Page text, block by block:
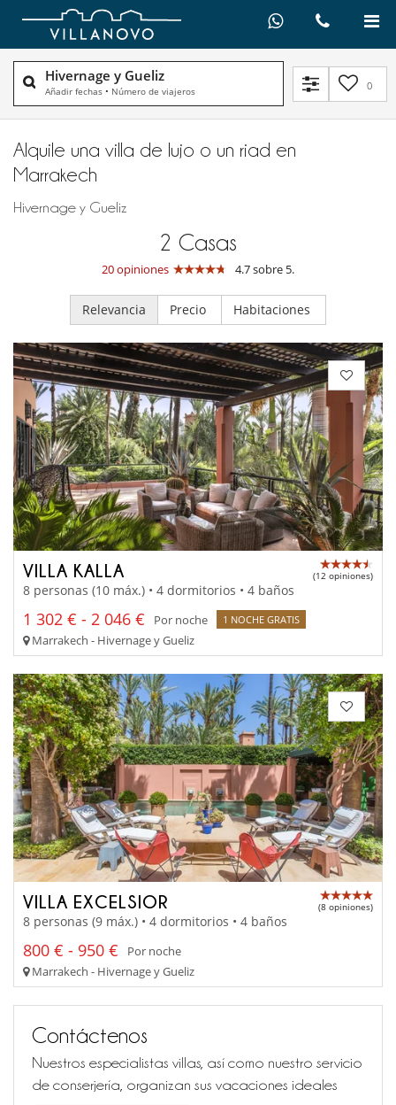
Hivernage y Gueliz
Añadir fechas • Número de viajeros 0
Alquile una villa de lujo o un riad en
Marrakech
Hivernage y Gueliz
2 Casas
20 opiniones 4.7 sobre 5.
Relevancia Precio Habitaciones
VILLA KALLA (12 opiniones)
8 personas (10 máx.) • 4 dormitorios • 4 baños
1 302 € - 2 046 € Por noche 1 NOCHE GRATIS
Marrakech - Hivernage y Gueliz
VILLA EXCELSIOR (8 opiniones)
8 personas (9 máx.) • 4 dormitorios • 4 baños
800 € - 950 €
Por noche
Marrakech - Hivernage y Gueliz
Contáctenos
Nuestros especialistas villas, así como nuestro servicio
de conserjería, organizan sus vacaciones ideales